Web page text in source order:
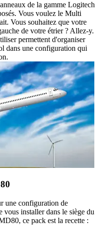
de la gamme Logitech
Vous voulez le Multi
Vous souhaitez que votre
de votre étrier ? Allez-y.
permettent d'organiser
dans une configuration qui
une configuration de
vous installer dans le siège du
ce pack est la recette :